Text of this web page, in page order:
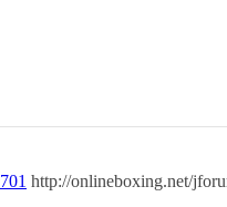
http://onlineboxing.net/